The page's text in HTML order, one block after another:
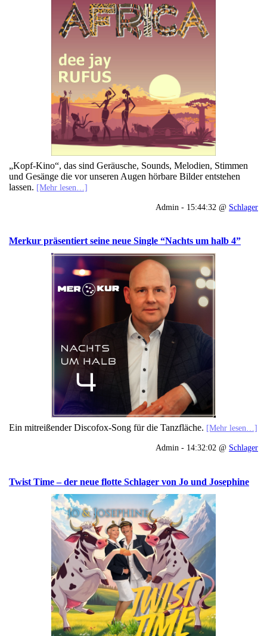
„Kopf-Kino“, das sind Geräusche, Sounds, Melodien, Stimmen
und Gesänge die vor unseren Augen hörbare Bilder entstehen
lassen. [Mehr lesen…]
Admin - 15:44:32 @ Schlager
Merkur präsentiert seine neue Single “Nachts um halb 4”
Ein mitreißender Discofox-Song für die Tanzfläche. [Mehr lesen…]
Admin - 14:32:02 @ Schlager
Twist Time – der neue flotte Schlager von Jo und Josephine